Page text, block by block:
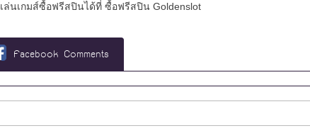
ล่นเกมส์ซื้อฟรีสปินได้ที่ ซื้อฟรีสปิน Goldenslot
Facebook Comments